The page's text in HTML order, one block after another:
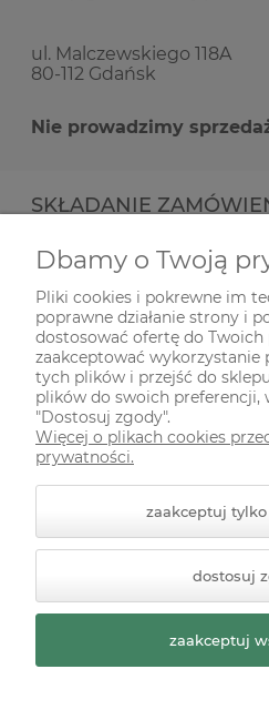
ul. Malczewskiego 118A
80-112 Gdańsk
Nie prowadzimy
SKŁADANIE
INFORMACJE
ODWIEDŹ NAS NA
Styl graficzny ShopGadget.pl
Dbamy o Twoją
Pliki cookies i pokrewne im
poprawne działanie strony i
dostosować ofertę do Twoich
zaakceptować wykorzystanie
tych plików i przejść do
plików do swoich preferencji,
"Dostosuj zgody".
Więcej o plikach cookies
prywatności.
zaakceptuj
dostosuj
zaakceptuj